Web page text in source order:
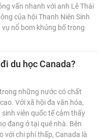
vấn nhanh với anh Lê Thái
của hội Thanh Niên Sinh
nổ bom khủng bố trong
du học Canada?
những nước có chất
Với xã hội đa văn hóa,
sinh viên quốc tế cảm thấy
đang ở tại quê nhà. Bên
với chi phí thấp, Canada là